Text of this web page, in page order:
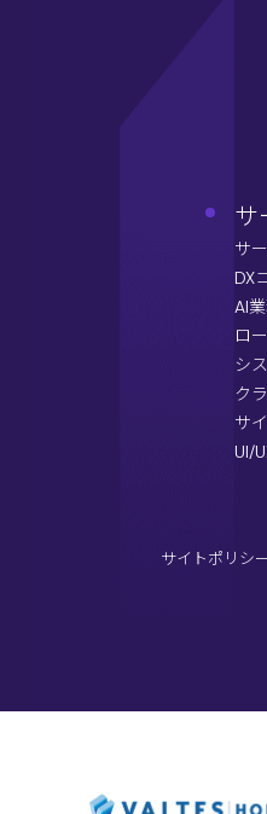
サ
サ
DX
AI
ロ
シ
ク
サ
UI/
サイトポリシ